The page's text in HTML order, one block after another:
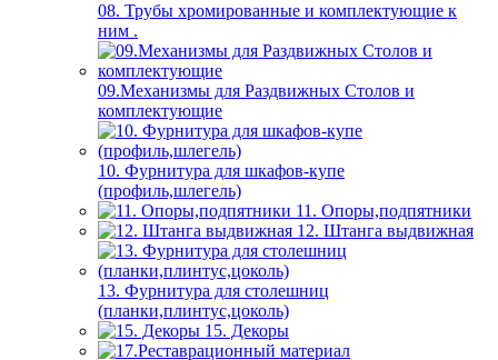
08. Трубы хромированные и комплектующие к
ним .
09.Механизмы для Раздвижных Столов и
комплектующие
10. Фурнитура для шкафов-купе
(профиль,шлегель)
11. Опоры,подпятники
12. Штанга выдвижная
13. Фурнитура для столешниц
(планки,плинтус,цоколь)
15. Декоры